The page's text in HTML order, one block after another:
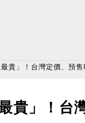
貴」！台灣定價、預售
貴」！台